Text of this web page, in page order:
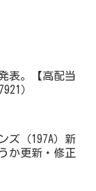
表。【高配当
）
ズ（197A）新
か更新・修正